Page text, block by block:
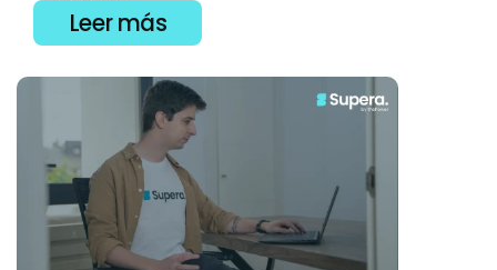
Leer más